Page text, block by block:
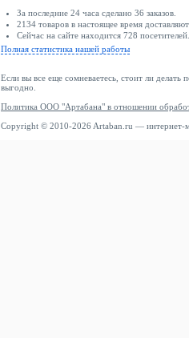
За последние 24 часа сделано 36 заказов.
2134 товаров в настоящее время
Сейчас на сайте находится 728 посетителей.
Полная статистика нашей работы
Если вы все еще сомневаетесь, стоит ли делать
выгодно.
Политика ООО "Артабана" в отношении
Copyright © 2010-2026 Artaban.ru — интернет-